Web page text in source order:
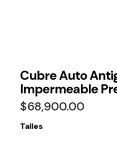
Cubre Auto
Impermeable
$68,900.00
Talles